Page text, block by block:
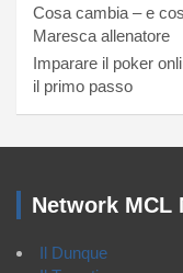
Cosa cambia – e
Maresca allenatore
Imparare il poker
il primo passo
Network MCL
Il Dunque